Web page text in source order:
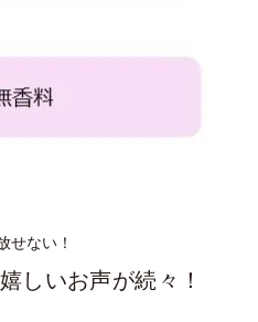
せない！
しいお声が続々！